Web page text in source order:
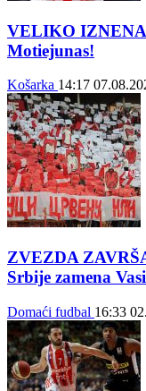
VELIKO
Motiejunas!
Košarka 14:17
ZVEZDA
Srbije zamena
Domaći fudbal 16:33